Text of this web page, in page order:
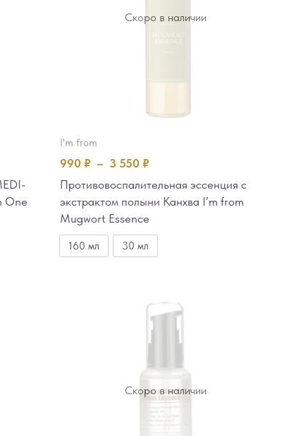
One
Скоро в наличии
i'm from
990 ₽ – 3 550 ₽
Противовоспалительная эссенция с
экстрактом полыни Канхва I’m from
Mugwort Essence
160 мл 30 мл
Скоро в наличии